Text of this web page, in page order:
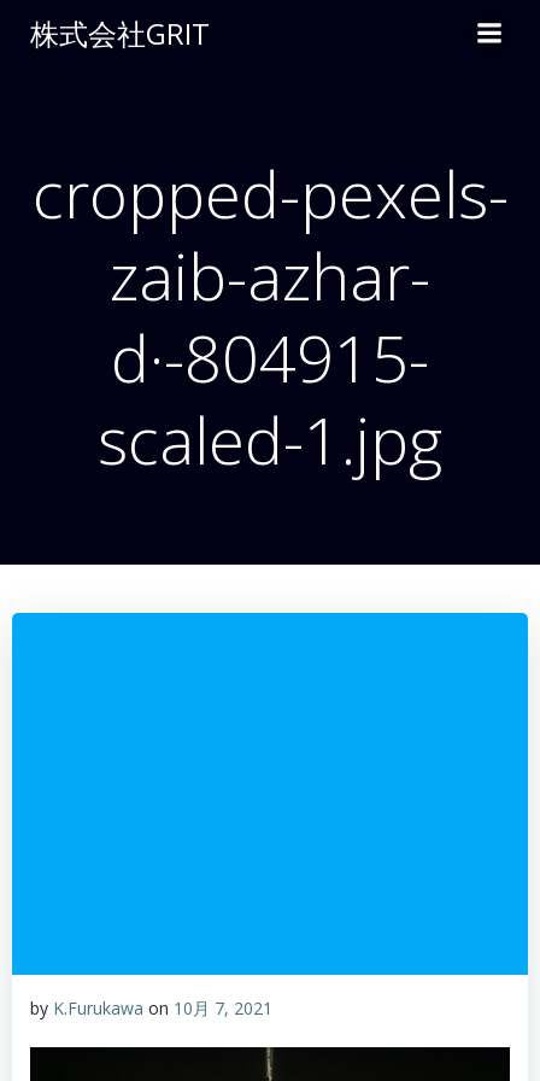
ス
キ
プ
株式会社GRIT
cropped-pexels-
zaib-azhar-
d·-804915-
scaled-1.jpg
by K.Furukawa on 10月 7, 2021